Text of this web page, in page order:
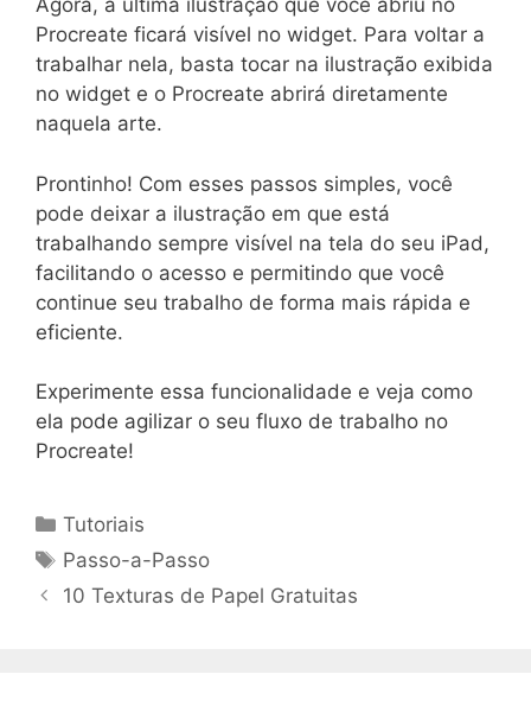
Agora, a última ilustração que você abriu no
Procreate ficará visível no widget. Para voltar a
trabalhar nela, basta tocar na ilustração exibida
no widget e o Procreate abrirá diretamente
naquela arte.
Prontinho! Com esses passos simples, você
pode deixar a ilustração em que está
trabalhando sempre visível na tela do seu iPad,
facilitando o acesso e permitindo que você
continue seu trabalho de forma mais rápida e
eficiente.
Experimente essa funcionalidade e veja como
ela pode agilizar o seu fluxo de trabalho no
Procreate!
Categorias
Tutoriais
Tags
Passo-a-Passo
10 Texturas de Papel Gratuitas